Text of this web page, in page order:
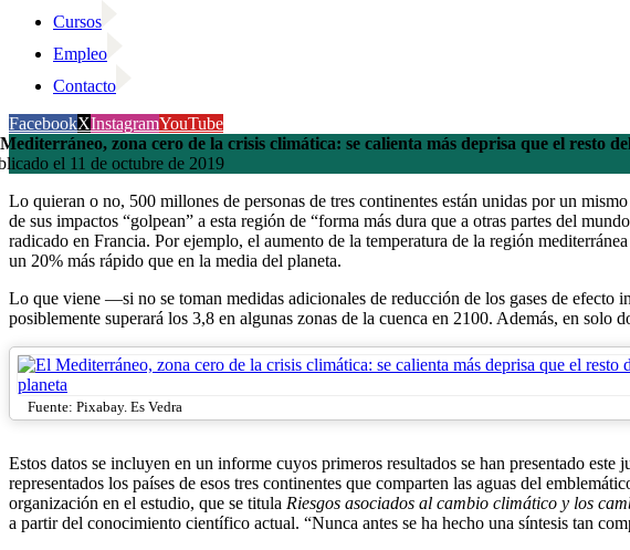
Cursos
Empleo
Contacto
FacebookXInstagramYouTube
zona cero de la crisis climática: se calienta más deprisa que el resto
el 11 de octubre de 2019
Lo quieran o no, 500 millones de personas de tres continentes están unidas por un
de sus impactos “golpean” a esta región de “forma más dura que a otras partes del
radicado en Francia. Por ejemplo, el aumento de la temperatura de la región
un 20% más rápido que en la media del planeta.
Lo que viene —si no se toman medidas adicionales de reducción de los gases de
posiblemente superará los 3,8 en algunas zonas de la cuenca en 2100. Además, en
Fuente: Pixabay. Es Vedra
Estos datos se incluyen en un informe cuyos primeros resultados se han presentado este
representados los países de esos tres continentes que comparten las aguas del
organización en el estudio, que se titula Riesgos asociados al cambio climático y los
a partir del conocimiento científico actual. “Nunca antes se ha hecho una síntesis tan